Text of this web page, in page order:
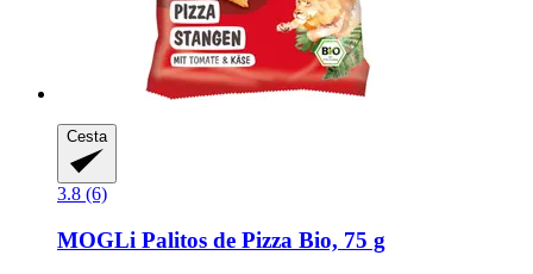
Cesta
3.8 (6)
MOGLi Palitos de Pizza Bio, 75 g